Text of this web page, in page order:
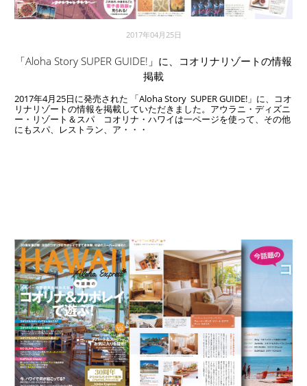
2017年04月25日
「Aloha Story SUPER GUIDE!」に、コオリナリゾートの情報
掲載
2017年4月25日に発売された 「Aloha Story SUPER GUIDE!」に、コオ
リナリゾートの情報を掲載していただきました。アウラニ・ディズニ
ー・リゾート＆スパ コオリナ・ハワイは一ページを使って、その他
にもスパ、レストラン、ア・・・